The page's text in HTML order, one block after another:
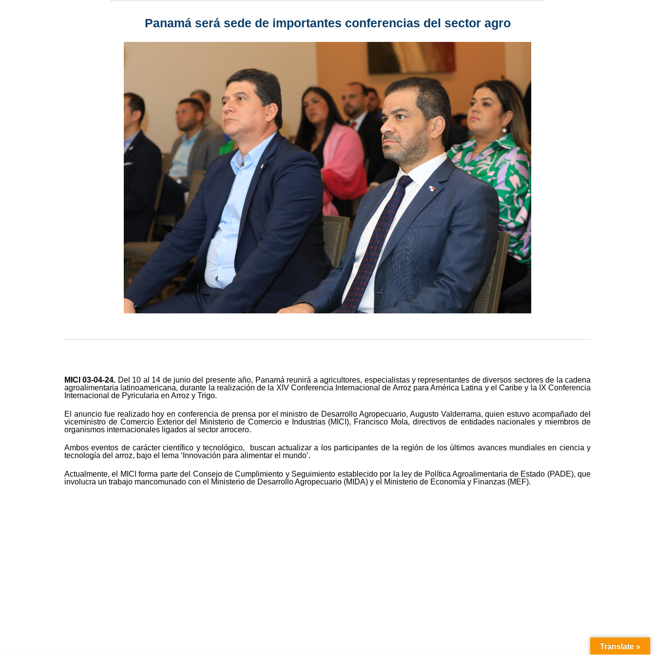
Panamá será sede de importantes conferencias del sector agro
MICI 03-04-24. Del 10 al 14 de junio del presente año, Panamá reunirá a agricultores, especialistas y representantes de diversos sectores de la cadena
agroalimentaria latinoamericana, durante la realización de la XIV Conferencia Internacional de Arroz para América Latina y el Caribe y la IX Conferencia
Internacional de Pyricularia en Arroz y Trigo.
El anuncio fue realizado hoy en conferencia de prensa por el ministro de Desarrollo Agropecuario, Augusto Valderrama, quien estuvo acompañado del
viceministro de Comercio Exterior del Ministerio de Comercio e Industrias (MICI), Francisco Mola, directivos de entidades nacionales y miembros de
organismos internacionales ligados al sector arrocero.
Ambos eventos de carácter científico y tecnológico, buscan actualizar a los participantes de la región de los últimos avances mundiales en ciencia y
tecnología del arroz, bajo el lema ‘Innovación para alimentar el mundo’.
Actualmente, el MICI forma parte del Consejo de Cumplimiento y Seguimiento establecido por la ley de Política Agroalimentaria de Estado (PADE), que
involucra un trabajo mancomunado con el Ministerio de Desarrollo Agropecuario (MIDA) y el Ministerio de Economía y Finanzas (MEF).
Translate »